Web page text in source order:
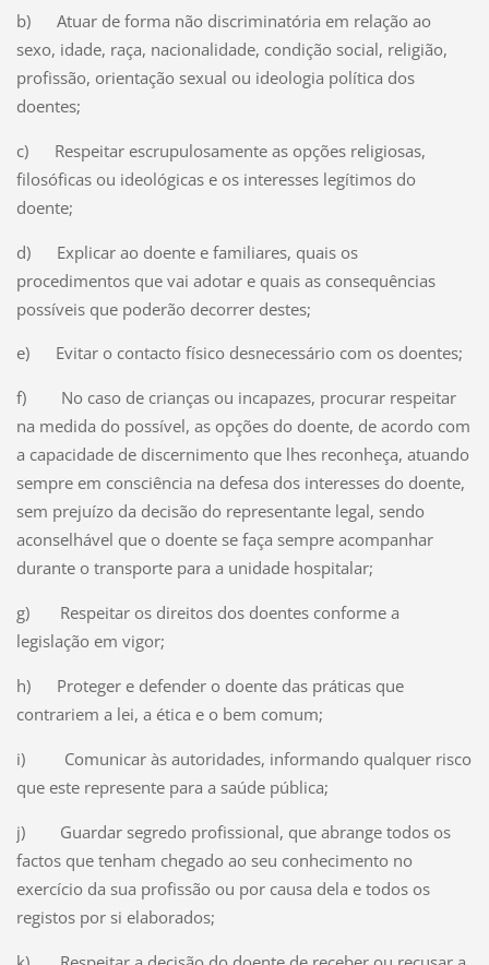
b) Atuar de forma não discriminatória em relação ao
sexo, idade, raça, nacionalidade, condição social, religião,
profissão, orientação sexual ou ideologia política dos
doentes;
c) Respeitar escrupulosamente as opções religiosas,
filosóficas ou ideológicas e os interesses legítimos do
doente;
d) Explicar ao doente e familiares, quais os
procedimentos que vai adotar e quais as consequências
possíveis que poderão decorrer destes;
e) Evitar o contacto físico desnecessário com os doentes;
f) No caso de crianças ou incapazes, procurar respeitar
na medida do possível, as opções do doente, de acordo com
a capacidade de discernimento que lhes reconheça, atuando
sempre em consciência na defesa dos interesses do doente,
sem prejuízo da decisão do representante legal, sendo
aconselhável que o doente se faça sempre acompanhar
durante o transporte para a unidade hospitalar;
g) Respeitar os direitos dos doentes conforme a
legislação em vigor;
h) Proteger e defender o doente das práticas que
contrariem a lei, a ética e o bem comum;
i) Comunicar às autoridades, informando qualquer risco
que este represente para a saúde pública;
j) Guardar segredo profissional, que abrange todos os
factos que tenham chegado ao seu conhecimento no
exercício da sua profissão ou por causa dela e todos os
registos por si elaborados;